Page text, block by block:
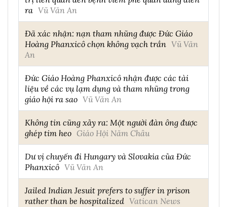
ra Vũ Văn An
Đã xác nhận: nạn tham nhũng được Đức Giáo
Hoàng Phanxicô chọn không vạch trần Vũ Văn
An
Đức Giáo Hoàng Phanxicô nhận được các tài
liệu về các vụ lạm dụng và tham nhũng trong
giáo hội ra sao Vũ Văn An
Không tin cũng xảy ra: Một người đàn ông được
ghép tim heo Giáo Hội Năm Châu
Dư vị chuyến đi Hungary và Slovakia của Đức
Phanxicô Vũ Văn An
Jailed Indian Jesuit prefers to suffer in prison
rather than be hospitalized Vatican News